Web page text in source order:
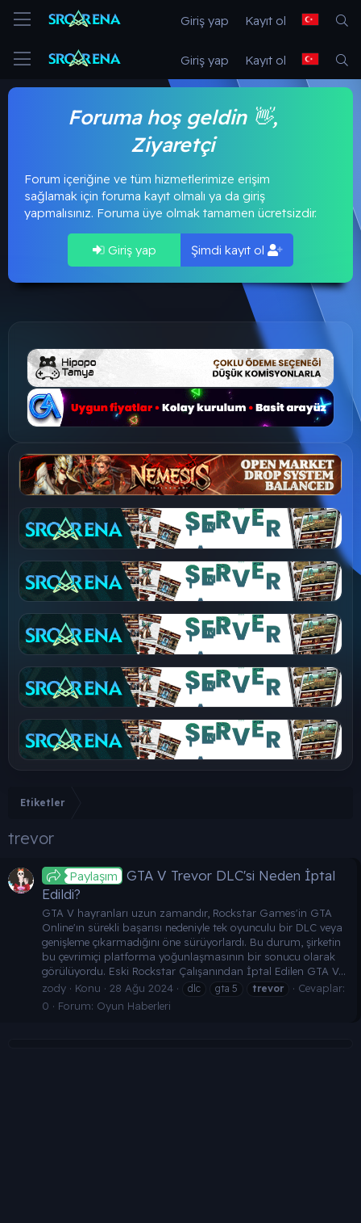
Giriş yap Kayıt ol
Giriş yap Kayıt ol
Foruma hoş geldin 👋,
Ziyaretçi
Forum içeriğine ve tüm hizmetlerimize erişim
sağlamak için foruma kayıt olmalı ya da giriş
yapmalısınız. Foruma üye olmak tamamen ücretsizdir.
Giriş yap Şimdi kayıt ol
Etiketler
trevor
Paylaşım
GTA V Trevor DLC'si Neden İptal
Edildi?
GTA V hayranları uzun zamandır, Rockstar Games'in GTA
Online'ın sürekli başarısı nedeniyle tek oyunculu bir DLC veya
genişleme çıkarmadığını öne sürüyorlardı. Bu durum, şirketin
bu çevrimiçi platforma yoğunlaşmasının bir sonucu olarak
görülüyordu. Eski Rockstar Çalışanından İptal Edilen GTA V...
zody
Konu 28 Ağu 2024 dlc gta 5 trevor
Cevaplar:
0
Forum: Oyun Haberleri